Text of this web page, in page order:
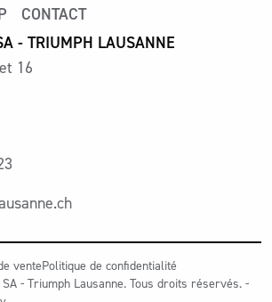
CONTACT
- TRIUMPH LAUSANNE
16
ventePolitique de confidentialité
- Triumph Lausanne. Tous droits réservés. -